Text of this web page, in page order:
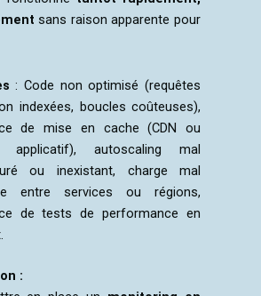
sans raison apparente pour
:Code non optimisé (requêtes
indexées, boucles coûteuses),
de mise en cache (CDN ou
applicatif), autoscaling mal
ou inexistant, charge mal
entre services ou régions,
de tests de performance en
: